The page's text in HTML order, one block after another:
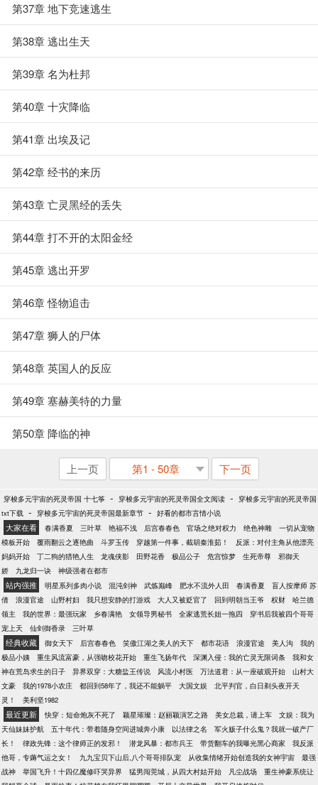
第37章 地下竞速逃生
第38章 逃出生天
第39章 名为杜邦
第40章 十灾降临
第41章 出埃及记
第42章 经书的来历
第43章 亡灵黑经的丢失
第44章 打不开的太阳金经
第45章 逃出开罗
第46章 怪物追击
第47章 狮人的尸体
第48章 英国人的反应
第49章 塞赫美特的力量
第50章 降临的神
上一页 第1 - 50章 下一页
穿梭多元宇宙的死灵帝国 十七筝 - 穿梭多元宇宙的死灵帝国全文阅读 -
穿梭多元宇宙的死灵帝国
txt下载 - 穿梭多元宇宙的死灵帝国最新章节 - 好看的都市言情小说
大家在看 春满香夏 三叶草 艳福不浅 后宫春春色 官场之绝对权力 绝色神雕
一切从宠物
模板开始
覆雨翻云之逐艳曲 斗罗玉传 穿越第一件事，截胡秦淮茹！
反派：对付主角从他漂亮
妈妈开始
丁二狗的猎艳人生 龙魂侠影 田野花香 极品公子 危宫惊梦 生死帝尊
邪御天
娇
九龙归一诀 神级强者在都市
站内强推 明星系列多肉小说 混沌剑神 武炼巅峰 肥水不流外人田 春满香夏
盲人按摩师 苏
倩
浪漫官途 山野村妇 我只想安静的打游戏 大人又被贬官了 回到明朝当王爷 权财
哈兰德
领主
我的世界：最强玩家 乡春满艳 女领导男秘书 全家逃荒长姐一拖四
穿书后我被四个哥哥
宠上天
仙剑御香录 三叶草
经典收藏 御女天下 后宫春春色 笑傲江湖之美人的天下 都市花语 浪漫官途 美人沟
我的
极品小姨
重生风流富豪，从强吻校花开始 重生飞扬年代 深渊入侵：我的亡灵无限词条
我和女
神在荒岛求生的日子
异界双穿：大糖盐王传说 风流小村医 万法道君：从一座破观开始
山村大
文豪
我的1978小农庄 都回到58年了，我还不能躺平 大国文娱
北平判官，白日剃头夜开天
灵！
美利坚1982
最近更新 快穿：短命炮灰不死了 颖星璀璨：赵丽颖演艺之路 美女总裁，请上车
文娱：我为
天仙妹妹护航
五十年代：带着随身空间进城奔小康 以法律之名
军火贩子什么鬼？我就一破产厂
长！
律政先锋：这个律师正的发邪！ 潜龙风暴：都市兵王 带货翻车的我曝光黑心商家
我反派
他哥，专薅气运之女！
九九宝贝下山后,八个哥哥排队宠 从收集情绪开始创造我的女神宇宙
最强
战神
举国飞升！十四亿魔修吓哭异界 猛男闯莞城，从四大村姑开始 凡尘战场
重生神豪系统让